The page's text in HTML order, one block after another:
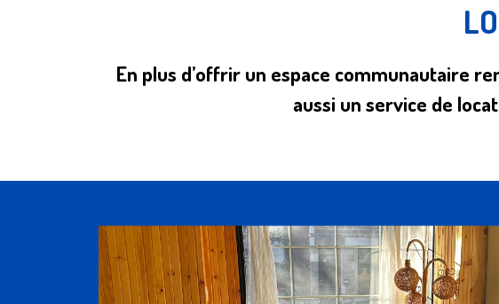
En plus d’offrir un espace communautaire
aussi un service de